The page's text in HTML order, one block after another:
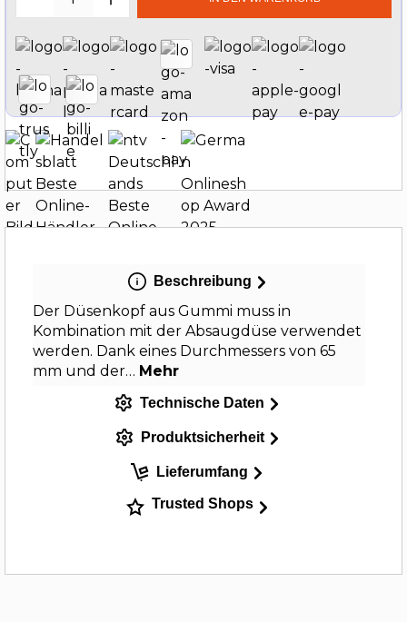
Beschreibung
Der Düsenkopf aus Gummi muss in
Kombination mit der Absaugdüse verwendet
werden. Dank eines Durchmessers von 65
mm und der… Mehr
Technische Daten
Produktsicherheit
Lieferumfang
Trusted Shops